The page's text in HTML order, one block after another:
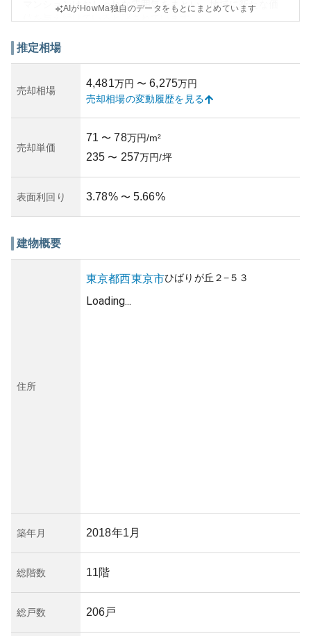
マンションはおしゃれな雰囲気をまとい、地域に新たな価
広がっています。近隣には商業施設や公園などもあり、日
しています。
資産性については、東京都内でのマンションということで
価値の安定が期待でき、特に利便性の高い地域にあること
入時の重要な判断材料となります。適切な管理が行われて
いるか、修繕状況はどうかなども総合的に評価に影響を及
スクが挙げられます。これらについては、最新の情報を収
も、所有に当たっては慎重な判断が必要とされる物件で
AIがHowMa独自のデータをもとにまとめています
推定相場
売却相場
4,481万円 〜 6,275万円
売却相場の変動履歴を見る
売却単価
71 〜 78万円/m²
235 〜 257万円/坪
表面利回り 3.78% 〜 5.66%
建物概要
住所
東京都西東京市ひばりが丘 ２−５３
Loading...
築年月 2018年1月
総階数 11階
総戸数 206戸